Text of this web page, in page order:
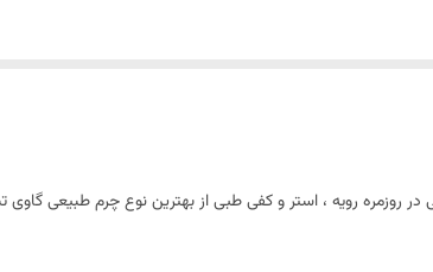
رویه ، استر و کفی طبی از بهترین نوع چرم طبیعی گاوی